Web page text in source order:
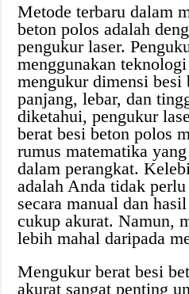
Metode terbaru dalam
beton polos adalah
pengukur laser.
menggunakan
mengukur dimensi besi
panjang, lebar, dan
diketahui, pengukur
berat besi beton polos
rumus matematika
dalam perangkat.
adalah Anda tidak
secara manual dan
cukup akurat. Namun,
lebih mahal daripada
Mengukur berat besi
akurat sangat penting